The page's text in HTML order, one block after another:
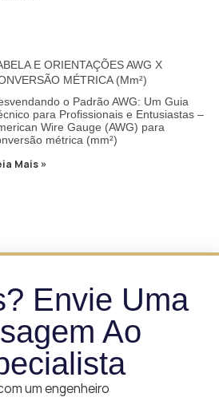
E ORIENTAÇÕES AWG X
MÉTRICA (mm²)
o Padrão AWG: Um Guia
para Profissionais e Entusiastas –
Wire Gauge (AWG) para
métrica (mm²)
Mais »
Envie Uma
Ao
um engenheiro